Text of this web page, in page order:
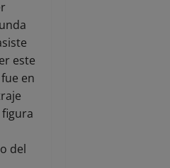
este
en
figura
del